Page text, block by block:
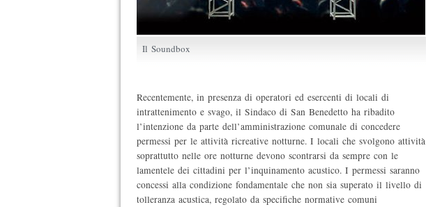
Il Soundbox
Recentemente, in presenza di operatori ed esercenti di locali di
intrattenimento e svago, il Sindaco di San Benedetto ha ribadito
l’intenzione da parte dell’amministrazione comunale di concedere
permessi per le attività ricreative notturne. I locali che svolgono attività
soprattutto nelle ore notturne devono scontrarsi da sempre con le
lamentele dei cittadini per l’inquinamento acustico. I permessi saranno
concessi alla condizione fondamentale che non sia superato il livello di
tolleranza acustica, regolato da specifiche normative comuni